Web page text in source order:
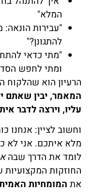
המלא"
"עבירות הונאה:
להתגונן?"
"מתי כדאי
ומתי לחפש
הרעיון הוא שהלקוח
המאמר, יבין שאתם
עליו, וירצה לדבר
וחשוב לציין: אנחנו
מלא איתכם. אני לא
לומד את הדרך שבה
החוזקות
את המומחיות